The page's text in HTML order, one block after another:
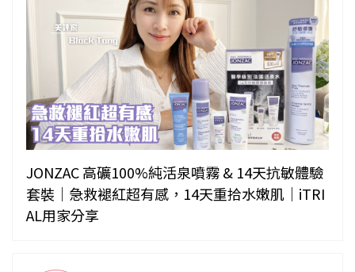
JONZAC 高礦100%純活泉噴霧 & 14天抗敏體驗
套裝｜急救褪紅超有感，14天重拾水嫩肌｜iTRI
AL用家分享